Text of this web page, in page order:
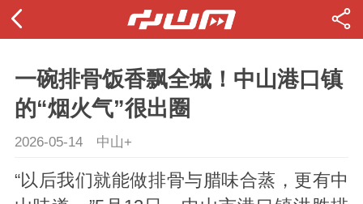
一碗排骨饭香飘全城！中山港口镇
的“烟火气”很出圈
2026-05-14 中山+
“以后我们就能做排骨与腊味合蒸，更有中